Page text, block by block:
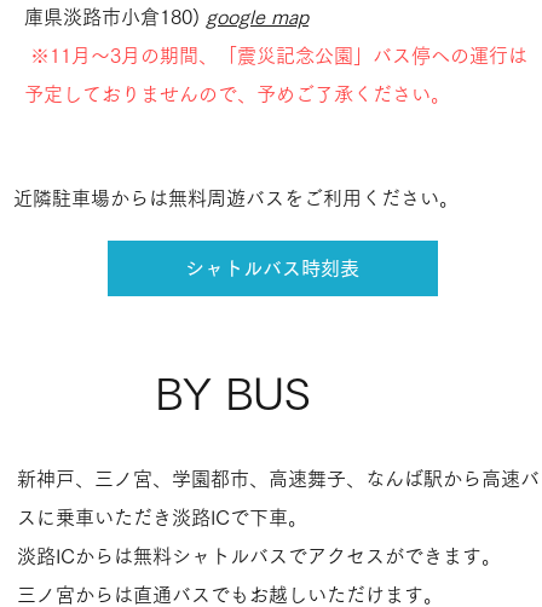
新神戸、三ノ宮、学園都市、高速舞子、なんば駅から高速バ
スに乗車いただき淡路ICで下車。
淡路ICからは無料シャトルバスでアクセスができます。​
三ノ宮からは直通バスでもお越しいただけます。
庫県淡路市小倉180)​ google map
※11月〜3月の期間、「震災記念公園」バス停への運行は
予定しておりませんので、予めご了承ください。
近隣駐車場からは無料周遊バスをご利用ください​。
シャトルバス時刻表
BY BUS